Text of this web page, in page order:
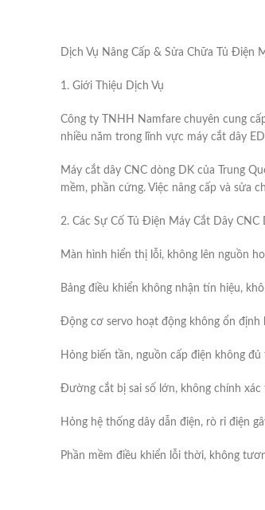
Dịch Vụ Nâng Cấp & Sửa Chữa Tủ Điện
1. Giới Thiệu Dịch Vụ
Công ty TNHH Namfare chuyên cung
nhiều năm trong lĩnh vực máy cắt dây
Máy cắt dây CNC dòng DK của Trung
mềm, phần cứng. Việc nâng cấp và sửa
2. Các Sự Cố Tủ Điện Máy Cắt Dây CNC
Màn hình hiển thị lỗi, không lên nguồn
Bảng điều khiển không nhận tín hiệu,
Động cơ servo hoạt động không ổn định
Hỏng biến tần, nguồn cấp điện không đủ
Đường cắt bị sai số lớn, không chính xác
Hỏng hệ thống dây dẫn điện, rò rỉ điện
Phần mềm điều khiển lỗi thời, không